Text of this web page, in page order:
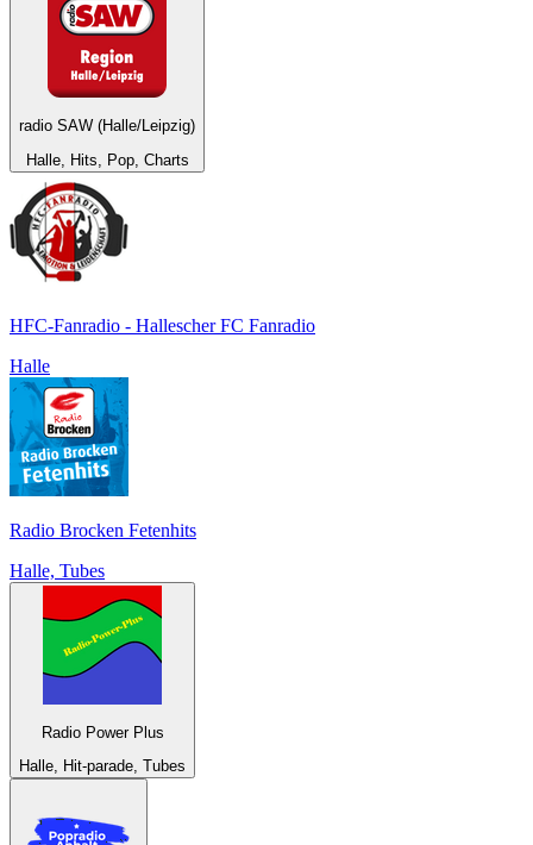
radio SAW (Halle/Leipzig)
Halle, Hits, Pop, Charts
HFC-Fanradio - Hallescher FC Fanradio
Halle
Radio Brocken Fetenhits
Halle, Tubes
Radio Power Plus
Halle, Hit-parade, Tubes